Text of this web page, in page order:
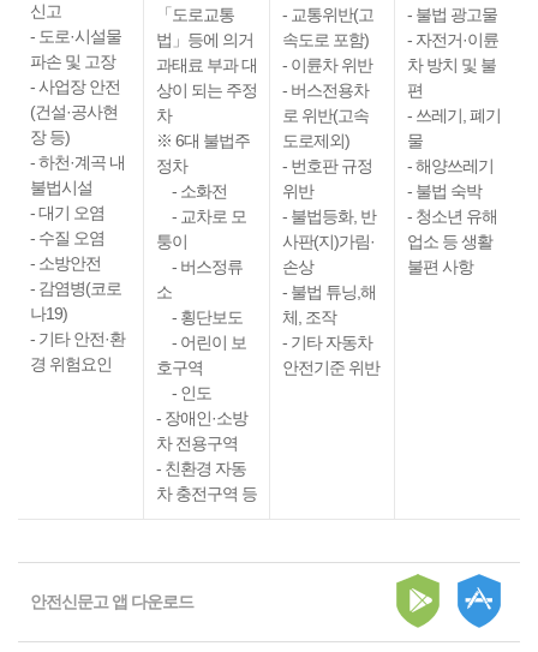
신고
- 도로·시설물
파손 및 고장
- 사업장 안전
(건설·공사현
장 등)
- 하천·계곡 내
불법시설
- 대기 오염
- 수질 오염
- 소방안전
- 감염병(코로
나19)
- 기타 안전·환
경 위험요인
「도로교통
법」등에 의거
과태료 부과 대
상이 되는 주정
차
※ 6대 불법주
정차
- 소화전
- 교차로 모
퉁이
- 버스정류
소
- 횡단보도
- 어린이 보
호구역
- 인도
- 장애인·소방
차 전용구역
- 친환경 자동
차 충전구역 등
- 교통위반(고
속도로 포함)
- 이륜차 위반
- 버스전용차
로 위반(고속
도로제외)
- 번호판 규정
위반
- 불법등화, 반
사판(지)가림·
손상
- 불법 튜닝,해
체, 조작
- 기타 자동차
안전기준 위반
- 불법 광고물
- 자전거·이륜
차 방치 및 불
편
- 쓰레기, 폐기
물
- 해양쓰레기
- 불법 숙박
- 청소년 유해
업소 등 생활
불편 사항
안전신문고 앱 다운로드